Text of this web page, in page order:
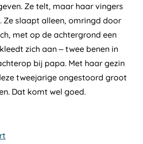
Ze telt, maar haar vingers
Ze slaapt alleen, omringd door
met op de achtergrond een
zich aan – twee benen in
bij papa. Met haar gezin
tweejarige ongestoord groot
Dat komt wel goed.